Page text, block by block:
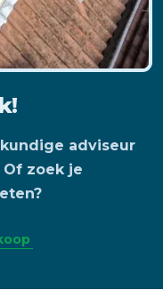
adviseur
zoek je